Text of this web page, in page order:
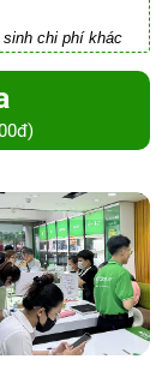
sinh chi phí khác